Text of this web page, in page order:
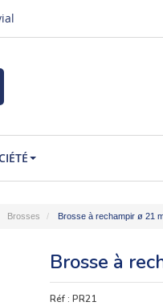
Brosses Brosse à rechampir ø 21
Brosse à
Réf :PR21